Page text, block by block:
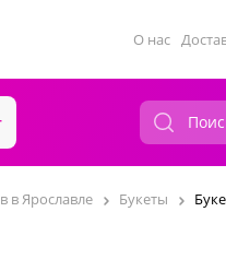
О нас
в Ярославле Букеты